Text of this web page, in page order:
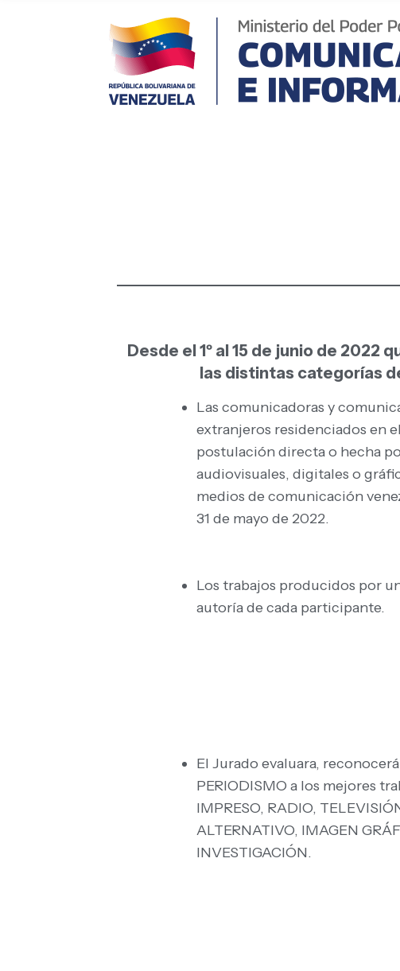
Desde el 1º al 15 de junio de
las distintas categorías
Las comunicadoras y
extranjeros residenciados en
postulación directa o hecha
audiovisuales, digitales o
medios de comunicación
31 de mayo de 2022.
Los trabajos producidos por
autoría de cada participante.
El Jurado evaluara,
PERIODISMO a los mejores
IMPRESO, RADIO,
ALTERNATIVO, IMAGEN
INVESTIGACIÓN.